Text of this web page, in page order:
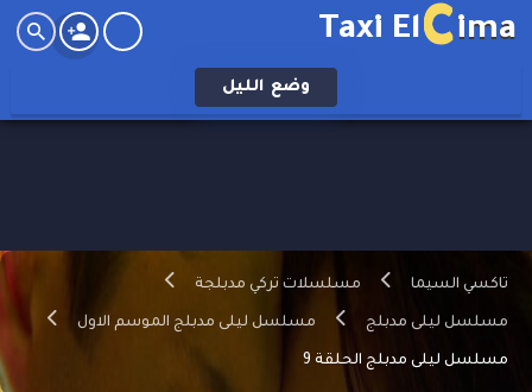
Taxi ElCima
وضع الليل
تاكسي السيما مسلسلات تركي مدبلجة
مسلسل ليلى مدبلج مسلسل ليلى مدبلج الموسم الاول
مسلسل ليلى مدبلج الحلقة 9